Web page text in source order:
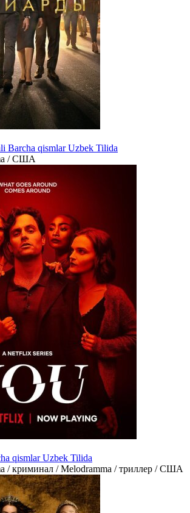
Barcha qismlar Uzbek Tilida
/ США
qismlar Uzbek Tilida
/ криминал / Melodramma / триллер / США